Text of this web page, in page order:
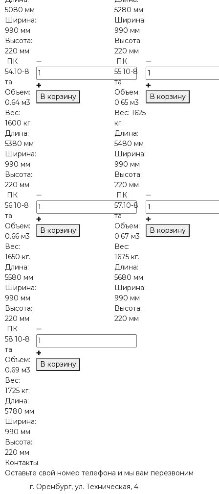
5080 мм
Ширина:
990 мм
Высота:
220 мм
5280 мм
Ширина:
990 мм
Высота:
220 мм
ПК
54.10-8
та
Объем:
0.64 м3
Вес:
1600 кг.
Длина:
5380 мм
Ширина:
990 мм
Высота:
220 мм
В корзину
ПК
55.10-8
та
Объем:
0.65 м3
Вес: 1625
кг.
Длина:
5480 мм
Ширина:
990 мм
Высота:
220 мм
В корзину
ПК
56.10-8
та
Объем:
0.66 м3
Вес:
1650 кг.
Длина:
5580 мм
Ширина:
990 мм
Высота:
220 мм
В корзину
ПК
57.10-8
та
Объем:
0.67 м3
Вес:
1675 кг.
Длина:
5680 мм
Ширина:
990 мм
Высота:
220 мм
В корзину
ПК
58.10-8
та
Объем:
0.69 м3
Вес:
1725 кг.
Длина:
5780 мм
Ширина:
990 мм
Высота:
220 мм
В корзину
Контакты
Оставьте свой номер телефона и мы вам перезвоним
г. Оренбург, ул. Техническая, 4